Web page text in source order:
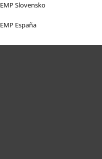
EMP Slovensko
EMP España